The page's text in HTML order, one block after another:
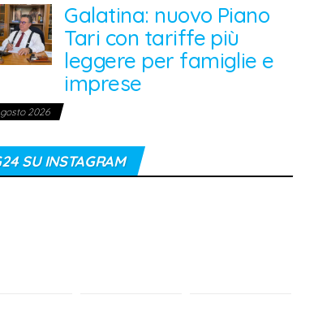
Galatina: nuovo Piano
Tari con tariffe più
leggere per famiglie e
imprese
2026
SU INSTAGRAM